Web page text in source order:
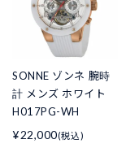
SONNE ゾンネ 腕時
計 メンズ ホワイト
H017PG-WH
¥22,000(税込)